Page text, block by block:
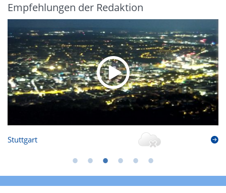
Empfehlungen der Redaktion
Stuttgart